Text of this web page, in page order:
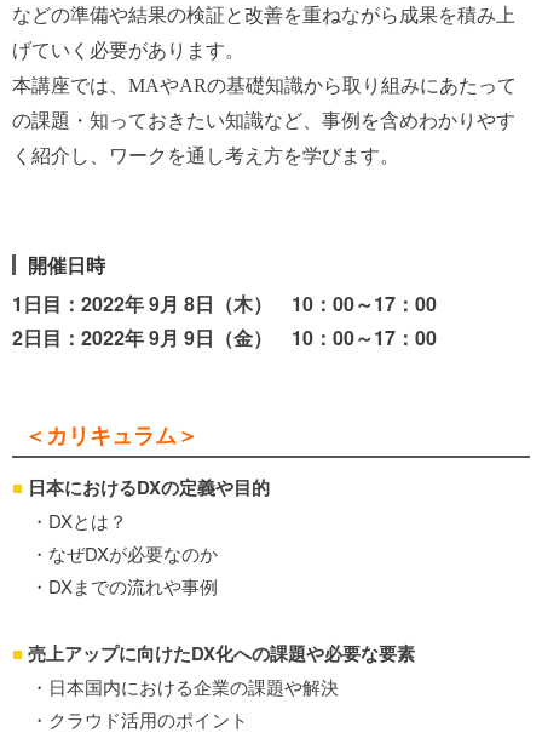
などの準備や結果の検証と改善を重ねながら成果を積み上
げていく必要があります。
本講座では、MAやARの基礎知識から取り組みにあたって
の課題・知っておきたい知識など、事例を含めわかりやす
く紹介し、ワークを通し考え方を学びます。
開催日時
1日目：2022年 9月 8日（木） 10：00～17：00
2日目：2022年 9月 9日（金） 10：00～17：00
＜カリキュラム＞
■ 日本におけるDXの定義や目的
・DXとは？
・なぜDXが必要なのか
・DXまでの流れや事例
■売上アップに向けたDX化への課題や必要な要素
・日本国内における企業の課題や解決
・クラウド活用のポイント